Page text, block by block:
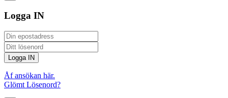
Logga IN
Åf ansökan här.
Glömt Lösenord?